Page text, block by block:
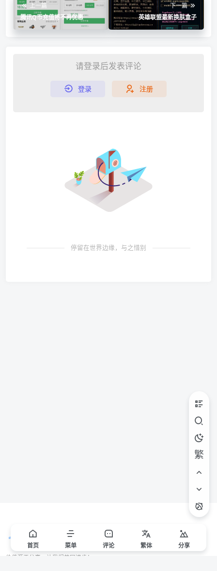
上一篇
腾讯Q币充值将不再优惠
下一篇
英雄联盟最新换肤盒子
请登录后发表评论
登录 注册
停留在世界边缘，与之惜别
繁
首页 菜单 评论 繁体 分享
价值源于分享，让我们共同进步！